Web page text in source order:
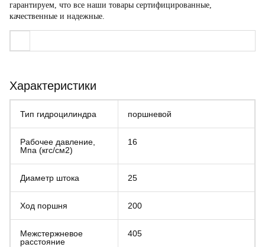
гарантируем, что все наши товары сертифицированные,
качественные и надежные.
Характеристики
Тип гидроцилиндра поршневой
Рабочее давление,
Мпа (кгс/см2)
16
Диаметр штока 25
Ход поршня 200
Межстержневое
расстояние
405